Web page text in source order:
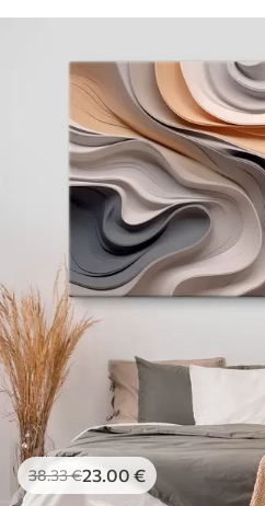
38.33€23.00 €